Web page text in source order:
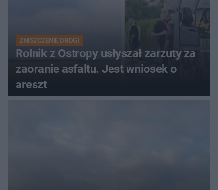
ZNISZCZENIE DROGI
Rolnik z Ostropy usłyszał zarzuty za
zaoranie asfaltu. Jest wniosek o
areszt